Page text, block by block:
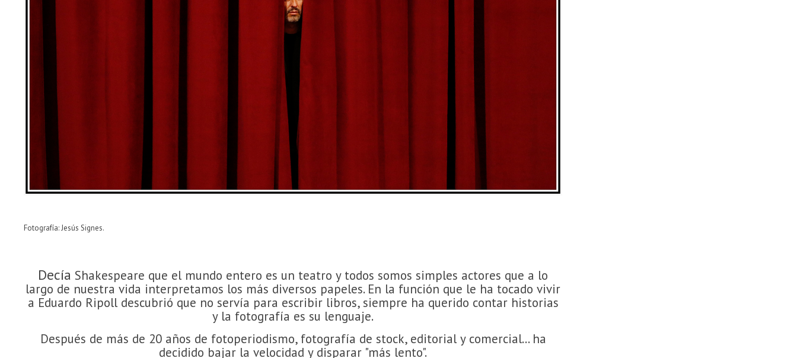
Fotografía: Jesús Signes.
Decía Shakespeare que el mundo entero es un teatro y todos somos simples actores que a lo
largo de nuestra vida interpretamos los más diversos papeles. En la función que le ha tocado vivir
a Eduardo Ripoll descubrió que no servía para escribir libros, siempre ha querido contar historias
y la fotografía es su lenguaje.
Después de más de 20 años de fotoperiodismo, fotografía de stock, editorial y comercial... ha
decidido bajar la velocidad y disparar "más lento".